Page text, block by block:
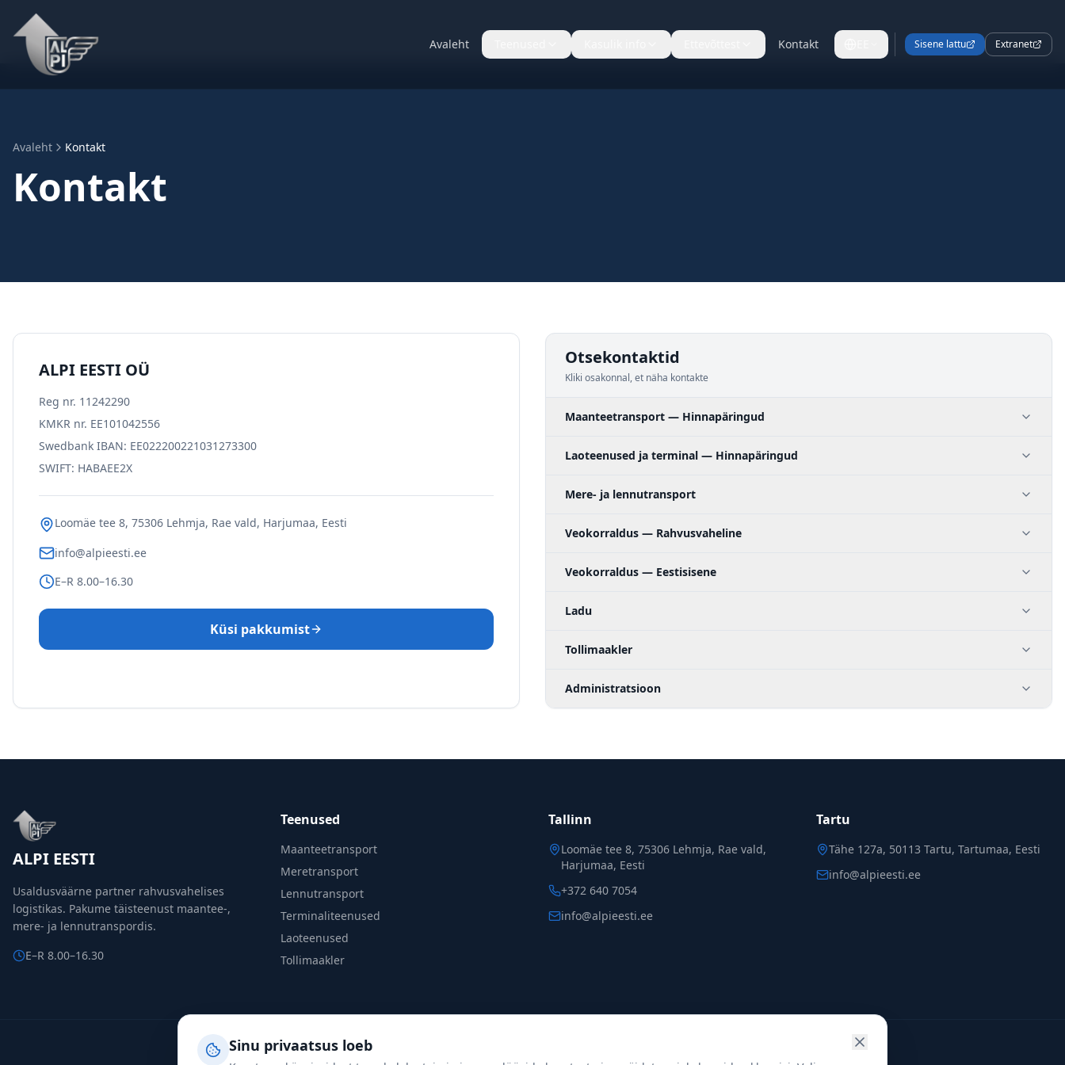
Avaleht Kontakt Sisene lattu Extranet
Avaleht Kontakt
Kontakt
ALPI EESTI OÜ
Reg nr. 11242290
KMKR nr. EE101042556
Swedbank IBAN: EE022200221031273300
SWIFT: HABAEE2X
Loomäe tee 8, 75306 Lehmja, Rae vald, Harjumaa, Eesti
info@alpieesti.ee
E–R 8.00–16.30
Küsi pakkumist
Otsekontaktid
Kliki osakonnal, et näha kontakte
Maanteetransport — Hinnapäringud
Laoteenused ja terminal — Hinnapäringud
Mere- ja lennutransport
Veokorraldus — Rahvusvaheline
Veokorraldus — Eestisisene
Ladu
Tollimaakler
Administratsioon
ALPI EESTI
Usaldusväärne partner rahvusvahelises
logistikas. Pakume täisteenust maantee-,
mere- ja lennutranspordis.
E–R 8.00–16.30
Teenused
Maanteetransport
Meretransport
Lennutransport
Terminaliteenused
Laoteenused
Tollimaakler
Tallinn
Loomäe tee 8, 75306 Lehmja, Rae vald,
Harjumaa, Eesti
+372 640 7054
info@alpieesti.ee
Tartu
Tähe 127a, 50113 Tartu, Tartumaa, Eesti
info@alpieesti.ee
Sinu privaatsus loeb